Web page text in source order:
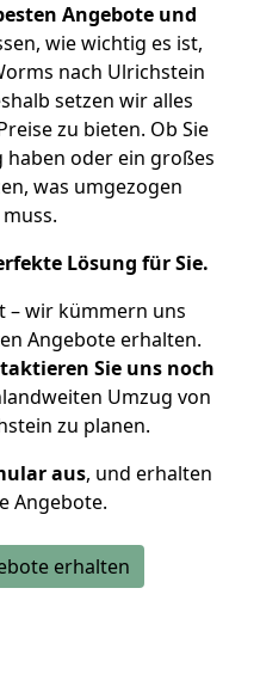
Angebote und
wie wichtig es ist,
nach Ulrichstein
setzen wir alles
zu bieten. Ob Sie
haben oder ein großes
was umgezogen
Lösung für Sie.
– wir kümmern uns
Angebote erhalten.
Sie uns noch
Umzug von
zu planen.
aus, und erhalten
Angebote.
erhalten